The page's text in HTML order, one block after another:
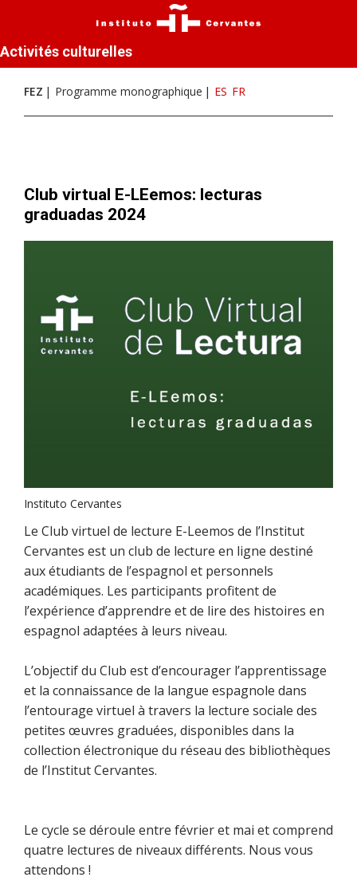
Activités culturelles
FEZ Programme monographique ES FR
Club virtual E-LEemos: lecturas
graduadas 2024
Instituto Cervantes
Le Club virtuel de lecture E-Leemos de l’Institut
Cervantes est un club de lecture en ligne destiné
aux étudiants de l’espagnol et personnels
académiques. Les participants profitent de
l’expérience d’apprendre et de lire des histoires en
espagnol adaptées à leurs niveau.
L’objectif du Club est d’encourager l’apprentissage
et la connaissance de la langue espagnole dans
l’entourage virtuel à travers la lecture sociale des
petites œuvres graduées, disponibles dans la
collection électronique du réseau des bibliothèques
de l’Institut Cervantes.
Le cycle se déroule entre février et mai et comprend
quatre lectures de niveaux différents. Nous vous
attendons !